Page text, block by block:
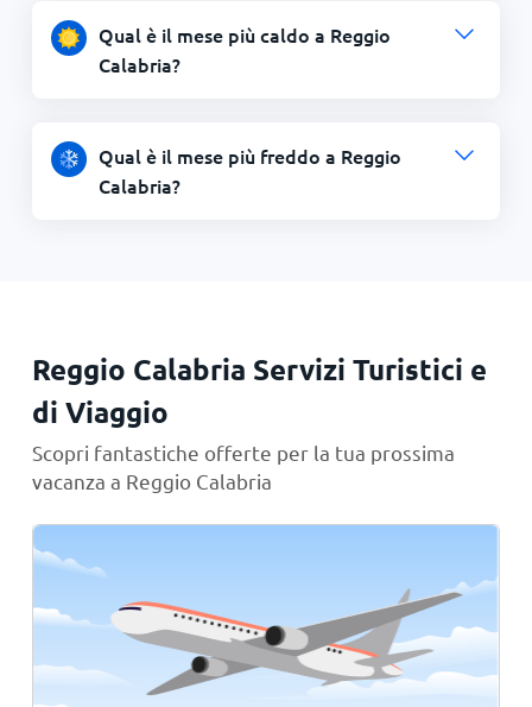
Qual è il mese più caldo a Reggio
Calabria?
Qual è il mese più freddo a Reggio
Calabria?
Reggio Calabria Servizi Turistici e
di Viaggio
Scopri fantastiche offerte per la tua prossima
vacanza a Reggio Calabria